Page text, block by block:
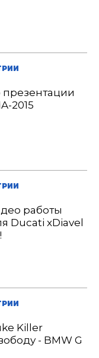
2015
работы
Ducati xDiavel
Killer
- BMW G